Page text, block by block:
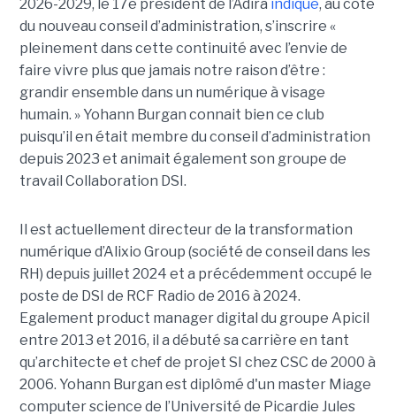
2026-2029, le 17e président de l’Adira indique, au côté
du nouveau conseil d’administration, s’inscrire «
pleinement dans cette continuité avec l’envie de
faire vivre plus que jamais notre raison d’être :
grandir ensemble dans un numérique à visage
humain. »Yohann Burgan connait bien ce club
puisqu’il en était membre du conseil d’administration
depuis 2023 et animait également son groupe de
travail Collaboration DSI.
Il est actuellement directeur de la transformation
numérique d’Alixio Group (société de conseil dans les
RH) depuis juillet 2024 et a précédemment occupé le
poste de DSI de RCF Radio de 2016 à 2024.
Egalement product manager digital du groupe Apicil
entre 2013 et 2016, il a débuté sa carrière en tant
qu’architecte et chef de projet SI chez CSC de 2000 à
2006. Yohann Burgan est diplômé d'un master Miage
computer science de l’Université de Picardie Jules